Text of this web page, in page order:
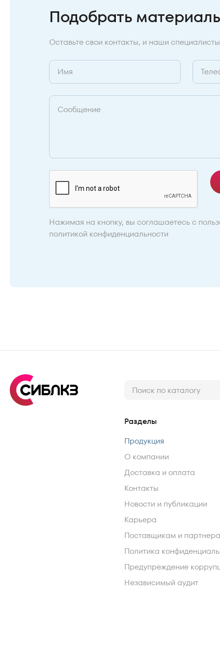
Подобрать
Оставьте свои контакты, и наши
Нажимая на кнопку, вы соглашаетесь с
политикой конфиденциальности
Разделы
Продукция
О компании
Доставка и оплата
Контакты
Новости и публикации
Карьера
Поставщикам и
Политика
Предупреждение
Независимый аудит